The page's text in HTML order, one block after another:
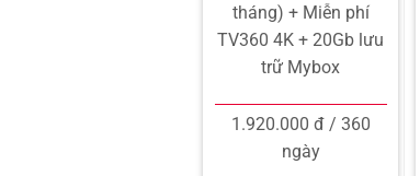
tháng) + Miễn phí
TV360 4K + 20Gb lưu
trữ Mybox
1.920.000 đ / 360
ngày